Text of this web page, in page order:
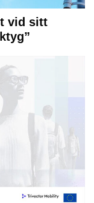
vid sitt